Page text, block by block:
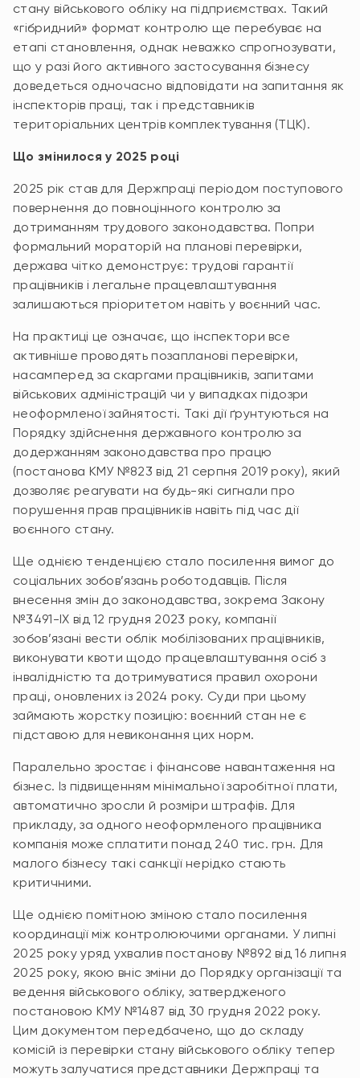
стану військового обліку на підприємствах. Такий
«гібридний» формат контролю ще перебуває на
етапі становлення, однак неважко спрогнозувати,
що у разі його активного застосування бізнесу
доведеться одночасно відповідати на запитання як
інспекторів праці, так і представників
територіальних центрів комплектування (ТЦК).
Що змінилося у 2025 році
2025 рік став для Держпраці періодом поступового
повернення до повноцінного контролю за
дотриманням трудового законодавства. Попри
формальний мораторій на планові перевірки,
держава чітко демонструє: трудові гарантії
працівників і легальне працевлаштування
залишаються пріоритетом навіть у воєнний час.
На практиці це означає, що інспектори все
активніше проводять позапланові перевірки,
насамперед за скаргами працівників, запитами
військових адміністрацій чи у випадках підозри
неоформленої зайнятості. Такі дії ґрунтуються на
Порядку здійснення державного контролю за
додержанням законодавства про працю
(постанова КМУ №823 від 21 серпня 2019 року), який
дозволяє реагувати на будь-які сигнали про
порушення прав працівників навіть під час дії
воєнного стану.
Ще однією тенденцією стало посилення вимог до
соціальних зобов’язань роботодавців. Після
внесення змін до законодавства, зокрема Закону
№3491-ІХ від 12 грудня 2023 року, компанії
зобов’язані вести облік мобілізованих працівників,
виконувати квоти щодо працевлаштування осіб з
інвалідністю та дотримуватися правил охорони
праці, оновлених із 2024 року. Суди при цьому
займають жорстку позицію: воєнний стан не є
підставою для невиконання цих норм.
Паралельно зростає і фінансове навантаження на
бізнес. Із підвищенням мінімальної заробітної плати,
автоматично зросли й розміри штрафів. Для
прикладу, за одного неоформленого працівника
компанія може сплатити понад 240 тис. грн. Для
малого бізнесу такі санкції нерідко стають
критичними.
Ще однією помітною зміною стало посилення
координації між контролюючими органами. У липні
2025 року уряд ухвалив постанову №892 від 16 липня
2025 року, якою вніс зміни до Порядку організації та
ведення військового обліку, затвердженого
постановою КМУ №1487 від 30 грудня 2022 року.
Цим документом передбачено, що до складу
комісій із перевірки стану військового обліку тепер
можуть залучатися представники Держпраці та